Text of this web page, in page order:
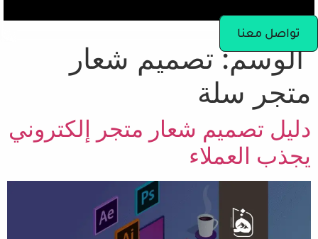
تواصل معنا
الوسم:تصميم شعار
متجر سلة
دليل تصميم شعار متجر إلكتروني
يجذب العملاء